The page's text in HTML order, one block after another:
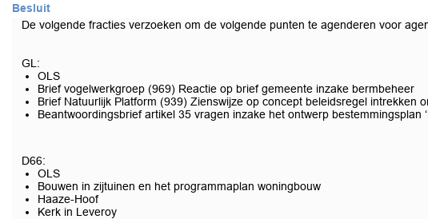
Besluit
De volgende fracties verzoeken om de volgende punten te agenderen voor
GL:
OLS
Brief vogelwerkgroep (969) Reactie op brief gemeente inzake bermbeheer
Brief Natuurlijk Platform (939) Zienswijze op concept beleidsregel intrekken
Beantwoordingsbrief artikel 35 vragen inzake het ontwerp bestemmingsplan
D66:
OLS
Bouwen in zijtuinen en het programmaplan woningbouw
Haaze-Hoof
Kerk in Leveroy